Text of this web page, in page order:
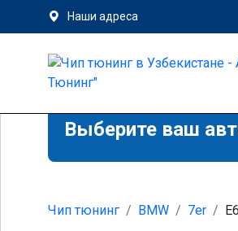
Наши адреса
Выберите ваш
Чип тюнинг BMW 7er